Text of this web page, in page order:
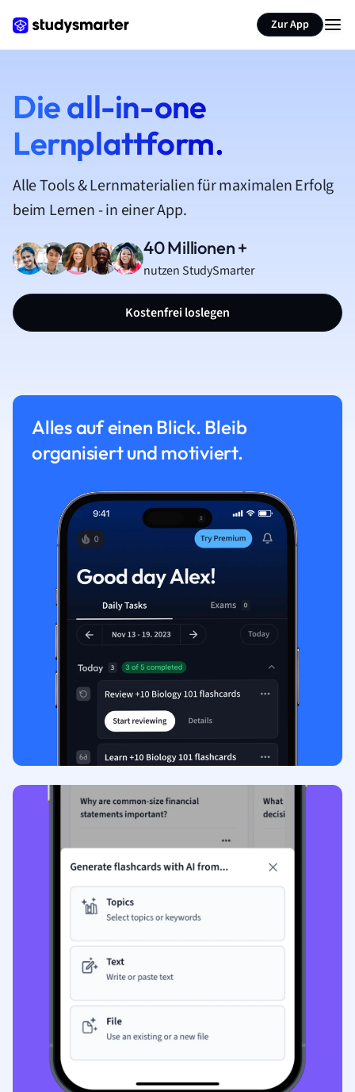
Zur App
Die all-in-one
Lernplattform.
Alle Tools & Lernmaterialien für maximalen Erfolg
beim Lernen - in einer App.
40 Millionen +
nutzen StudySmarter
Kostenfrei loslegen
Alles auf einen Blick. Bleib
organisiert und motiviert.